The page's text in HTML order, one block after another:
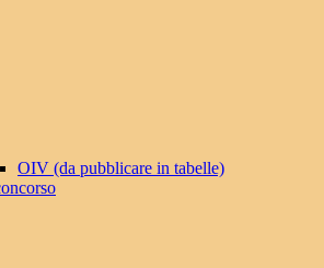
OIV (da pubblicare in tabelle)